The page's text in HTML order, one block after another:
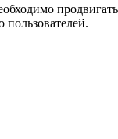
пользователей.